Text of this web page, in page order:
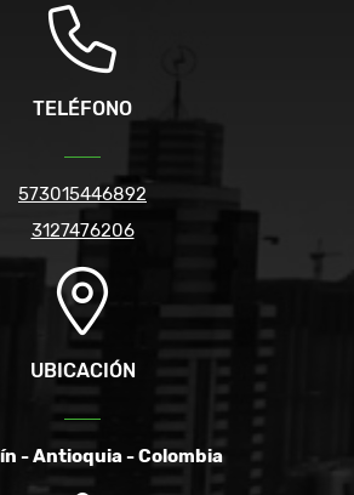
TELÉFONO
573015446892
3127476206
UBICACIÓN
- Antioquia - Colombia